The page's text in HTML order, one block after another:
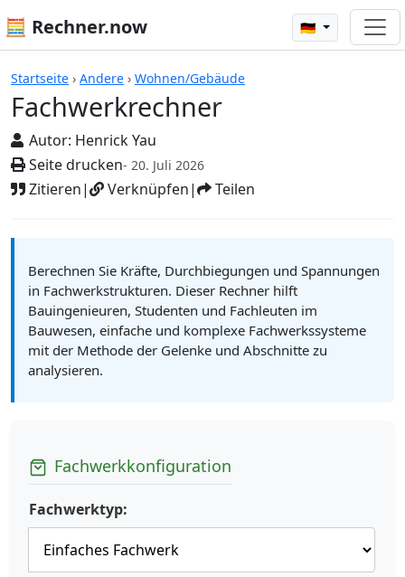
🧮 Rechner.now 🇩🇪
Startseite › Andere › Wohnen/Gebäude
Fachwerkrechner
Autor: Henrick Yau
Seite drucken- 20. Juli 2026
Zitieren| Verknüpfen| Teilen
Rechner
Berechnen Sie Kräfte, Durchbiegungen und Spannungen
in Fachwerkstrukturen. Dieser Rechner hilft
Bauingenieuren, Studenten und Fachleuten im
Bauwesen, einfache und komplexe Fachwerkssysteme
mit der Methode der Gelenke und Abschnitte zu
analysieren.
Fachwerkkonfiguration
Fachwerktyp: